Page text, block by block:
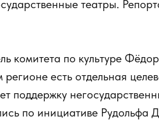
театры.
комитета по культуре
есть отдельная
поддержку
по инициативе Рудольфа